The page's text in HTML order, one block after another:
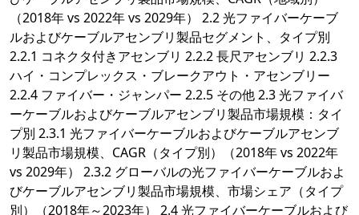
（2018年 vs 2022年 vs 2029年） 2.2 光ファイバーケーブ
ルおよびケーブルアセンブリ製品セグメント、タイプ別
2.2.1 コネクタ付きアセンブリ 2.2.2 長尺アセンブリ 2.2.3
ハイ・コンプレックス・ブレークアウト・アセンブリー
2.2.4 ファイバー・ジャンパー 2.2.5 その他 2.3 光ファイバ
ーケーブルおよびケーブルアセンブリ製品市場規模：タイ
プ別 2.3.1 光ファイバーケーブルおよびケーブルアセンブ
リ製品市場規模、CAGR（タイプ別）（2018年 vs 2022年
vs 2029年） 2.3.2 グローバルの光ファイバーケーブルおよ
びケーブルアセンブリ製品市場規模、市場シェア（タイプ
別）（2018年～2023年） 2.4 光ファイバーケーブルおよび